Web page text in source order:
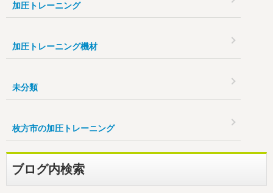
加圧トレーニング
加圧トレーニング機材
未分類
枚方市の加圧トレーニング
ブログ内検索